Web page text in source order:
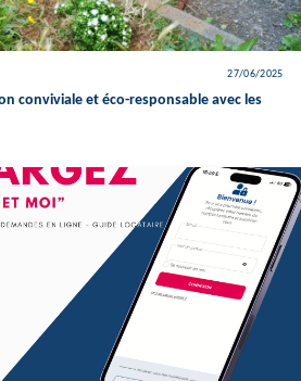
27/06/2025
conviviale et éco-responsable avec les